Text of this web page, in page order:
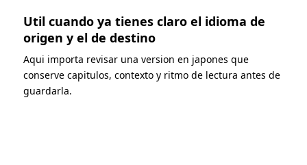
Util cuando ya tienes claro el idioma de
origen y el de destino
Aqui importa revisar una version en japones que
conserve capitulos, contexto y ritmo de lectura antes de
guardarla.